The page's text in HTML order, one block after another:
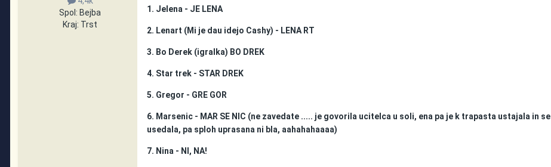
Spol: Bejba
Kraj: Trst
1. Jelena - JE LENA
2. Lenart (Mi je dau idejo Cashy) - LENA RT
3. Bo Derek (igralka) BO DREK
4. Star trek - STAR DREK
5. Gregor - GRE GOR
6. Marsenic - MAR SE NIC (ne zavedate ..... je govorila ucitelca u soli, ena pa je k trapasta ustajala in se
usedala, pa sploh uprasana ni bla, aahahahaaaa)
7. Nina - NI, NA!